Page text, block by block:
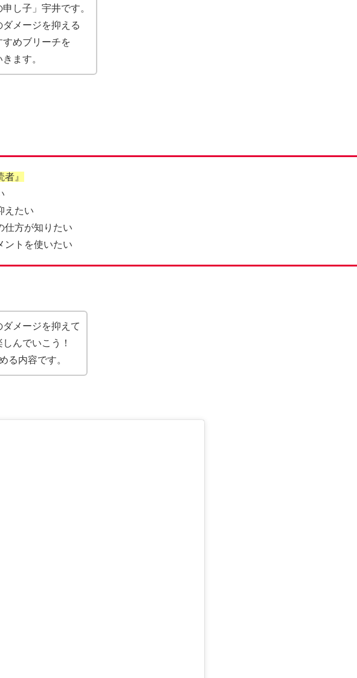
申し子」宇井です。
ダメージを抑える
すめブリーチを
ます。
』
えたい
仕方が知りたい
ントを使いたい
ダメージを抑えて
んでいこう！
る内容です。